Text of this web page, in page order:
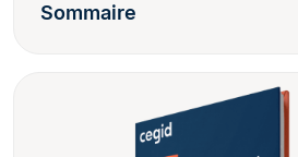
Sommaire